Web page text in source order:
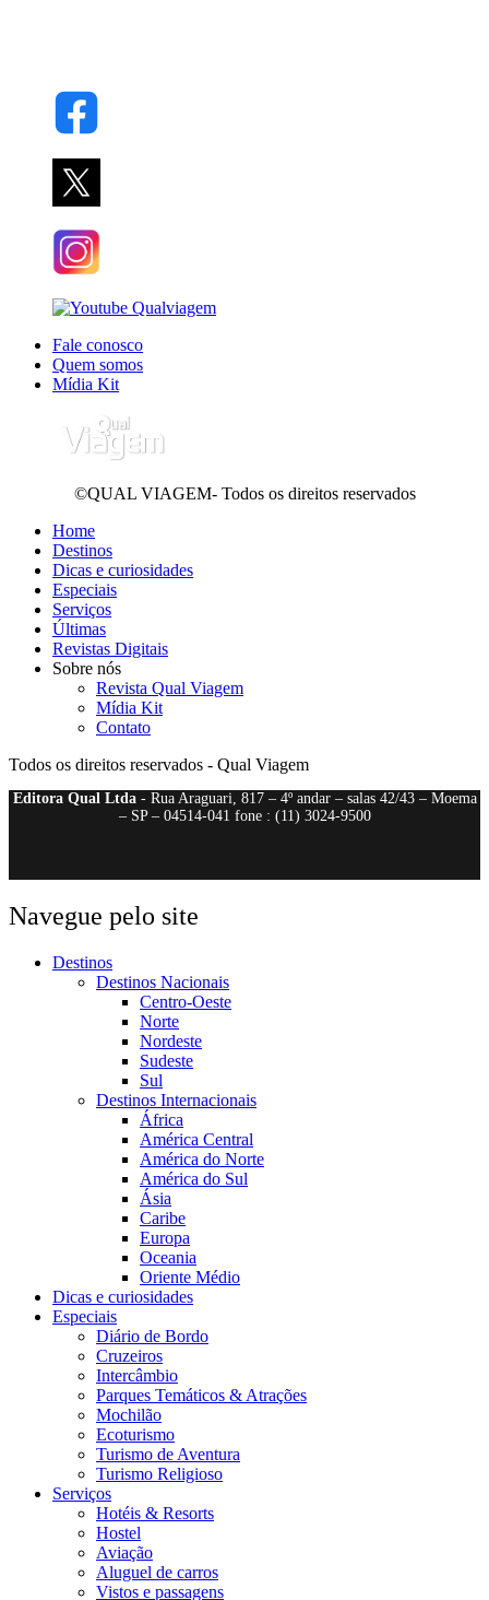
Fale conosco
Quem somos
Mídia Kit
©QUAL VIAGEM- Todos os direitos reservados
Home
Destinos
Dicas e curiosidades
Especiais
Serviços
Últimas
Revistas Digitais
Sobre nós
Revista Qual Viagem
Mídia Kit
Contato
Todos os direitos reservados - Qual Viagem
Editora Qual Ltda- Rua Araguari, 817 – 4º andar – salas 42/43 – Moema
– SP – 04514-041 fone : (11) 3024-9500
Navegue pelo site
Destinos
Destinos Nacionais
Centro-Oeste
Norte
Nordeste
Sudeste
Sul
Destinos Internacionais
África
América Central
América do Norte
América do Sul
Ásia
Caribe
Europa
Oceania
Oriente Médio
Dicas e curiosidades
Especiais
Diário de Bordo
Cruzeiros
Intercâmbio
Parques Temáticos & Atrações
Mochilão
Ecoturismo
Turismo de Aventura
Turismo Religioso
Serviços
Hotéis & Resorts
Hostel
Aviação
Aluguel de carros
Vistos e passagens